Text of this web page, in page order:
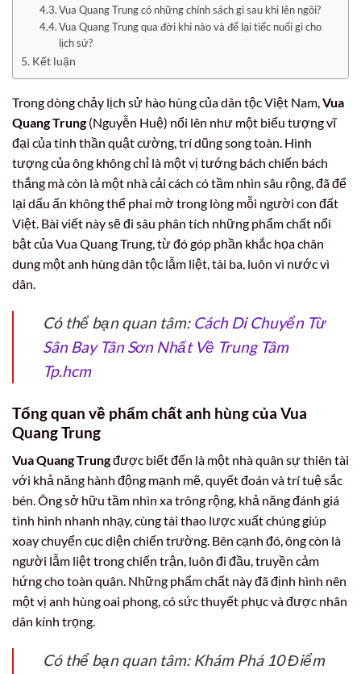
Vua Quang Trung có những chính sách gì sau khi lên ngôi?
Vua Quang Trung qua đời khi nào và để lại tiếc nuối gì cho
lịch sử?
Kết luận
Trong dòng chảy lịch sử hào hùng của dân tộc Việt Nam,Vua
Quang Trung(Nguyễn Huệ) nổi lên như một biểu tượng vĩ
đại của tinh thần quật cường, trí dũng song toàn. Hình
tượng của ông không chỉ là một vị tướng bách chiến bách
thắng mà còn là một nhà cải cách có tầm nhìn sâu rộng, đã để
lại dấu ấn không thể phai mờ trong lòng mỗi người con đất
Việt. Bài viết này sẽ đi sâu phân tích những phẩm chất nổi
bật của Vua Quang Trung, từ đó góp phần khắc họa chân
dung một anh hùng dân tộc lẫm liệt, tài ba, luôn vì nước vì
dân.
Có thể bạn quan tâm: Cách Di Chuyển Từ
Sân Bay Tân Sơn Nhất Về Trung Tâm
Tp.hcm
Tổng quan về phẩm chất anh hùng của Vua
Quang Trung
Vua Quang Trungđược biết đến là một nhà quân sự thiên tài
với khả năng hành động mạnh mẽ, quyết đoán và trí tuệ sắc
bén. Ông sở hữu tầm nhìn xa trông rộng, khả năng đánh giá
tình hình nhanh nhạy, cùng tài thao lược xuất chúng giúp
xoay chuyển cục diện chiến trường. Bên cạnh đó, ông còn là
người lẫm liệt trong chiến trận, luôn đi đầu, truyền cảm
hứng cho toàn quân. Những phẩm chất này đã định hình nên
một vị anh hùng oai phong, có sức thuyết phục và được nhân
dân kính trọng.
Có thể bạn quan tâm: Khám Phá 10 Điểm